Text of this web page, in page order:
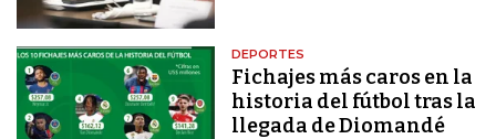
DEPORTES
Fichajes más caros en la
historia del fútbol tras la
llegada de Diomandé